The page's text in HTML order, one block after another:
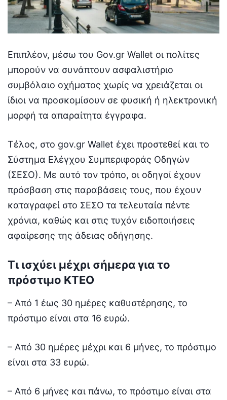
Επιπλέον, μέσω του Gov.gr Wallet οι πολίτες
μπορούν να συνάπτουν ασφαλιστήριο
συμβόλαιο οχήματος χωρίς να χρειάζεται οι
ίδιοι να προσκομίσουν σε φυσική ή ηλεκτρονική
μορφή τα απαραίτητα έγγραφα.
Τέλος, στο gov.gr Wallet έχει προστεθεί και το
Σύστημα Ελέγχου Συμπεριφοράς Οδηγών
(ΣΕΣΟ). Με αυτό τον τρόπο, οι οδηγοί έχουν
πρόσβαση στις παραβάσεις τους, που έχουν
καταγραφεί στο ΣΕΣΟ τα τελευταία πέντε
χρόνια, καθώς και στις τυχόν ειδοποιήσεις
αφαίρεσης της άδειας οδήγησης.
Τι ισχύει μέχρι σήμερα για το
πρόστιμο ΚΤΕΟ
– Από 1 έως 30 ημέρες καθυστέρησης, το
πρόστιμο είναι στα 16 ευρώ.
– Από 30 ημέρες μέχρι και 6 μήνες, το πρόστιμο
είναι στα 33 ευρώ.
– Από 6 μήνες και πάνω, το πρόστιμο είναι στα